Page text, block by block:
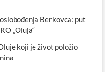
Benkovca: put
„Oluja“
koji je život položio